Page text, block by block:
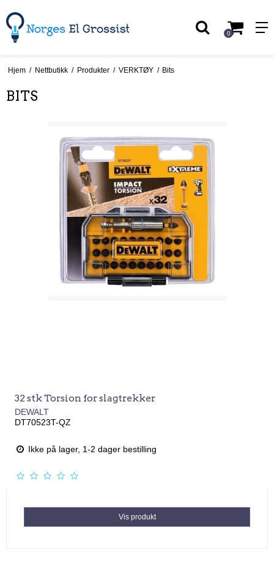
0
Hjem / Nettbutikk / Produkter / VERKTØY / Bits
BITS
32 stk Torsion for slagtrekker
DEWALT
DT70523T-QZ
Ikke på lager, 1-2 dager bestilling
Vis produkt